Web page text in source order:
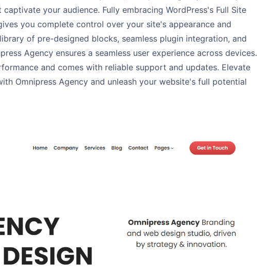
your audience. Fully embracing WordPress's Full Site
you complete control over your site's appearance and
of pre-designed blocks, seamless plugin integration, and
Agency ensures a seamless user experience across devices.
and comes with reliable support and updates. Elevate
Omnipress Agency and unleash your website's full potential